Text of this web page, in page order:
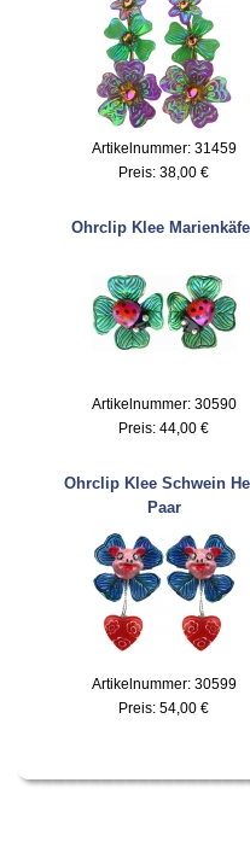
Artikelnummer: 31459
Preis: 38,00 €
Ohrclip Klee
Artikelnummer: 30590
Preis: 44,00 €
Ohrclip Klee Schwein
Paar
Artikelnummer: 30599
Preis: 54,00 €